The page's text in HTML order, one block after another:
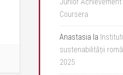
Coursera
Anastasia la
sustenabilității
2025